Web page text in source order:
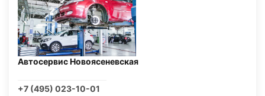
Автосервис Новоясеневская
+7 (495) 023-10-01